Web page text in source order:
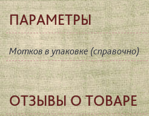
ПАРАМЕТРЫ
Мотков в упаковке (справочно)
ОТЗЫВЫ О ТОВАРЕ